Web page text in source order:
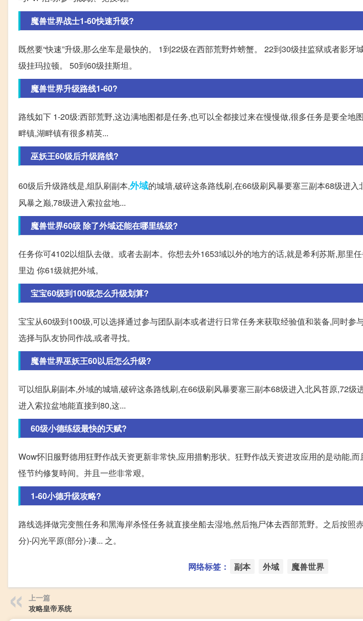
魔兽世界战士1-60快速升级?
既然要“快速”升级,那么坐车是最快的。 1到22级在西部荒野炸螃蟹。 22到30级挂监狱或者影牙
级挂玛拉顿。 50到60级挂斯坦。
魔兽世界升级路线1-60?
路线如下 1-20级:西部荒野,这边满地图都是任务,也可以全都接过来在慢慢做,很多任务是要全
畔镇,湖畔镇有很多精英...
巫妖王60级后升级路线?
60级后升级路线是,组队刷副本,外域的城墙,破碎这条路线刷,在66级刷风暴要塞三副本68级进
风暴之巅,78级进入索拉盆地...
魔兽世界60级 除了外域还能在哪里练级?
任务你可4102以组队去做。或者去副本。你想去外1653域以外的地方的话,就是希利苏斯,那里
里边 你61级就把外域。
宝宝60级到100级怎么升级划算?
宝宝从60级到100级,可以选择通过参与团队副本或者进行日常任务来获取经验值和装备,同时参
选择与队友协同作战,或者寻找。
魔兽世界巫妖王60以后怎么升级?
可以组队刷副本,外域的城墙,破碎这条路线刷,在66级刷风暴要塞三副本68级进入北风苔原,72级
进入索拉盆地能直接到80,这...
60级小德练级最快的天赋?
Wow怀旧服野德用狂野作战天资更新非常快,应用措豹形状。狂野作战天资进攻应用的是动能,
怪节约修复時间。并且一些非常艰。
1-60小德升级攻略?
路线选择做完变熊任务和黑海岸杀怪任务就直接坐船去湿地,然后拖尸体去西部荒野。之后按照
分)-闪光平原(部分)-凄... 之。
网络标签： 副本 外域 魔兽世界
上一篇
攻略皇帝系统